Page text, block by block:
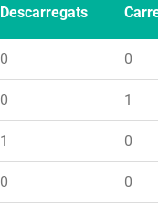
Descarregats
0 0
0 1
1 0
0 0